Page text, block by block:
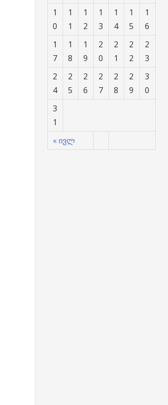
« ივლ
1
0
1
1
1
2
1
3
1
4
1
5
1
6
1
7
1
8
1
9
2
0
2
1
2
2
2
3
2
4
2
5
2
6
2
7
2
8
2
9
3
0
3
1